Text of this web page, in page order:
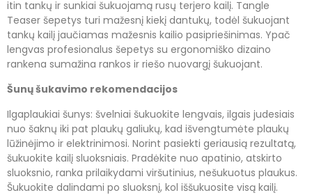
itin tankų ir sunkiai šukuojamą rusų terjero kailį. Tangle
Teaser šepetys turi mažesnį kiekį dantukų, todėl šukuojant
tankų kailį jaučiamas mažesnis kailio pasipriešinimas. Ypač
lengvas profesionalus šepetys su ergonomiško dizaino
rankena sumažina rankos ir riešo nuovargį šukuojant.
Šunų šukavimo rekomendacijos
Ilgaplaukiai šunys: švelniai šukuokite lengvais, ilgais judesiais
nuo šaknų iki pat plaukų galiukų, kad išvengtumėte plaukų
lūžinėjimo ir elektrinimosi. Norint pasiekti geriausią rezultatą,
šukuokite kailį sluoksniais. Pradėkite nuo apatinio, atskirto
sluoksnio, ranka prilaikydami viršutinius, nešukuotus plaukus.
Šukuokite dalindami po sluoksnį, kol iššukuosite visą kailį.